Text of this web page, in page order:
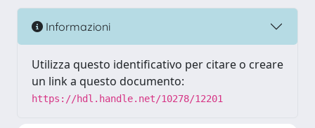
Informazioni
Utilizza questo identificativo per citare o creare
un link a questo documento:
https://hdl.handle.net/10278/12201